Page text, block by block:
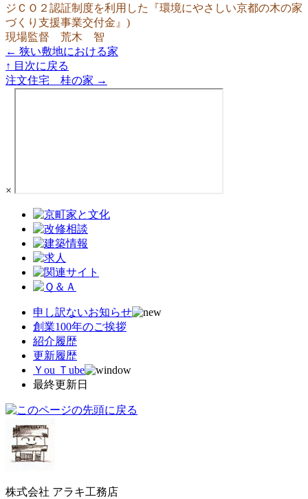
ジＣＯ２認証制度を利用した『環境にやさしい京都の木の家
づくり支援事業交付金』)
現場監督 荒木 智
← 狭い敷地における家
↑ 目次に戻る
注文住宅 桂の家 →
×
申し訳ないお知らせ
創業100年のご挨拶
紹介履歴
更新履歴
Ｙou Ｔube
最終更新日
株式会社 アラキ工務店